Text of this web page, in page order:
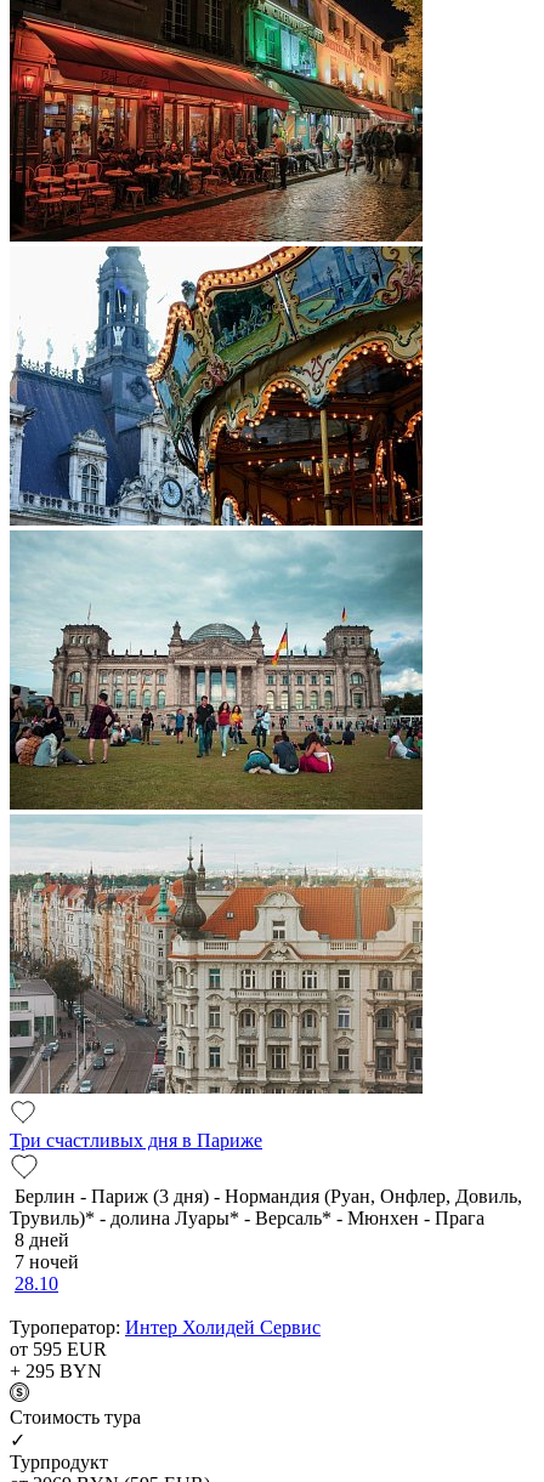
Три счастливых дня в Париже
Берлин - Париж (3 дня) - Нормандия (Руан, Онфлер, Довиль,
Трувиль)* - долина Луары* - Версаль* - Мюнхен - Прага
8 дней
7 ночей
28.10
Туроператор: Интер Холидей Сервис
от 595 EUR
+ 295 BYN
Cтоимость тура
✓
Турпродукт